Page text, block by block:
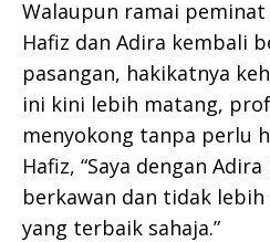
Walaupun ramai
Hafiz dan Adira kembali
pasangan, hakikatnya
ini kini lebih matang,
menyokong tanpa perlu
Hafiz, “Saya dengan
berkawan dan tidak
yang terbaik sahaja.”